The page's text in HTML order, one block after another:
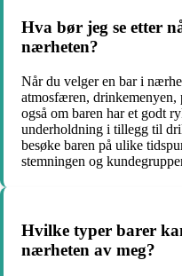
Hva bør jeg se etter
nærheten?
Når du velger en bar i
atmosfæren, drinkemenyen,
også om baren har et godt
underholdning i tillegg til
besøke baren på ulike
stemningen og
Hvilke typer barer
nærheten av meg?